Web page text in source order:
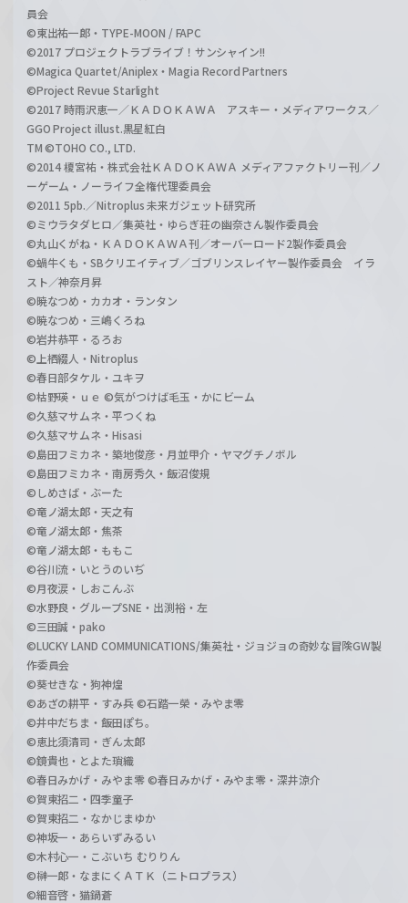
員会
©東出祐一郎・TYPE-MOON / FAPC
©2017 プロジェクトラブライブ！サンシャイン!!
©Magica Quartet/Aniplex・Magia Record Partners
©Project Revue Starlight
©2017 時雨沢恵一／ＫＡＤＯＫＡＷＡ アスキー・メディアワークス／
GGO Project illust.黒星紅白
TM ©TOHO CO., LTD.
©2014 榎宮祐・株式会社ＫＡＤＯＫＡＷＡ メディアファクトリー刊／ノ
ーゲーム・ノーライフ全権代理委員会
©2011 5pb.／Nitroplus 未来ガジェット研究所
©ミウラタダヒロ／集英社・ゆらぎ荘の幽奈さん製作委員会
©丸山くがね・ＫＡＤＯＫＡＷＡ刊／オーバーロード2製作委員会
©蝸牛くも・SBクリエイティブ／ゴブリンスレイヤー製作委員会 イラ
スト／神奈月昇
©暁なつめ・カカオ・ランタン
©暁なつめ・三嶋くろね
©岩井恭平・るろお
©上栖綴人・Nitroplus
©春日部タケル・ユキヲ
©枯野瑛・ｕｅ ©気がつけば毛玉・かにビーム
©久慈マサムネ・平つくね
©久慈マサムネ・Hisasi
©島田フミカネ・築地俊彦・月並甲介・ヤマグチノボル
©島田フミカネ・南房秀久・飯沼俊規
©しめさば・ぶーた
©竜ノ湖太郎・天之有
©竜ノ湖太郎・焦茶
©竜ノ湖太郎・ももこ
©谷川流・いとうのいぢ
©月夜涙・しおこんぶ
©水野良・グループSNE・出渕裕・左
©三田誠・pako
©LUCKY LAND COMMUNICATIONS/集英社・ジョジョの奇妙な冒険GW製
作委員会
©葵せきな・狗神煌
©あざの耕平・すみ兵 ©石踏一榮・みやま零
©井中だちま・飯田ぽち。
©恵比須清司・ぎん太郎
©鏡貴也・とよた瑣織
©春日みかげ・みやま零 ©春日みかげ・みやま零・深井涼介
©賀東招二・四季童子
©賀東招二・なかじまゆか
©神坂一・あらいずみるい
©木村心一・こぶいち むりりん
©榊一郎・なまにくＡＴＫ（ニトロプラス）
©細音啓・猫鍋蒼